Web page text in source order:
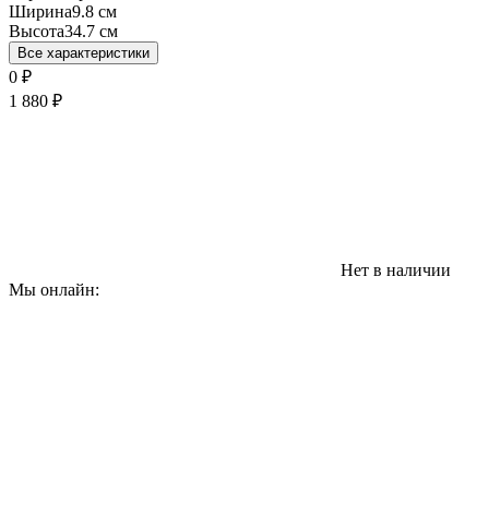
Ширина9.8 см
Высота34.7 см
Все характеристики
0 ₽
1 880 ₽
Нет в наличии
Мы онлайн: